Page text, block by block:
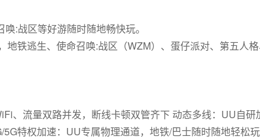
:战区等好游随时随地畅快玩。
铁逃生、使命召唤:战区（WZM）、蛋仔派对、第五人
、流量双路并发，断线卡顿双管齐下 动态多线：UU自
特权加速：UU专属物理通道，地铁/巴士随时随地轻松